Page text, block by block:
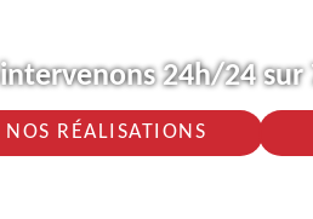
24h/24
NOS RÉALISATIONS